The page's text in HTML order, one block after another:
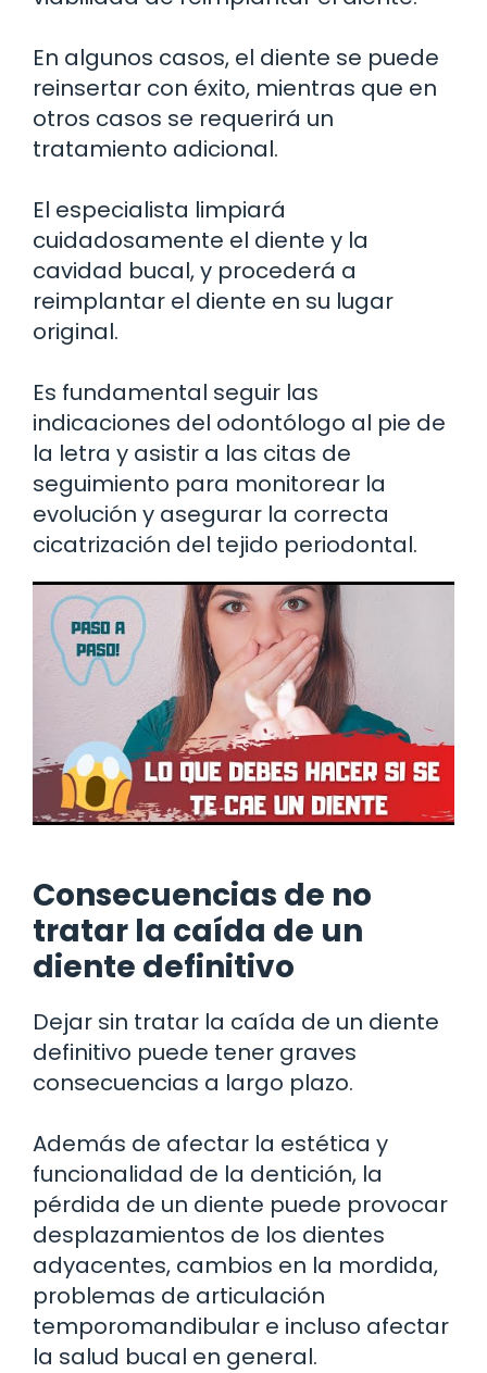
En algunos casos, el diente se puede
reinsertar con éxito, mientras que en
otros casos se requerirá un
tratamiento adicional.
El especialista limpiará
cuidadosamente el diente y la
cavidad bucal, y procederá a
reimplantar el diente en su lugar
original.
Es fundamental seguir las
indicaciones del odontólogo al pie de
la letra y asistir a las citas de
seguimiento para monitorear la
evolución y asegurar la correcta
cicatrización del tejido periodontal.
Consecuencias de no
tratar la caída de un
diente definitivo
Dejar sin tratar la caída de un diente
definitivo puede tener graves
consecuencias a largo plazo.
Además de afectar la estética y
funcionalidad de la dentición, la
pérdida de un diente puede provocar
desplazamientos de los dientes
adyacentes, cambios en la mordida,
problemas de articulación
temporomandibular e incluso afectar
la salud bucal en general.